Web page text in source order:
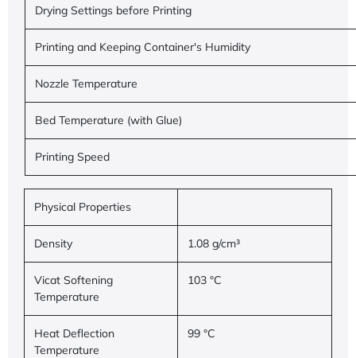
Drying Settings before Printing
Printing and Keeping Container's Humidity
Nozzle Temperature
Bed Temperature (with Glue)
Printing Speed
Physical Properties
Density 1.08 g/cm³
Vicat Softening
Temperature
103 °C
Heat Deflection
Temperature
99 °C